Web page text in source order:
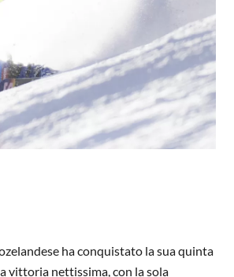
ha conquistato la sua quinta
vittoria nettissima, con la sola